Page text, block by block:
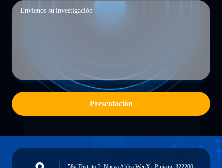
Presentación
58# Distrito 2, Nueva Aldea WenXi, Pujiang, 322200,